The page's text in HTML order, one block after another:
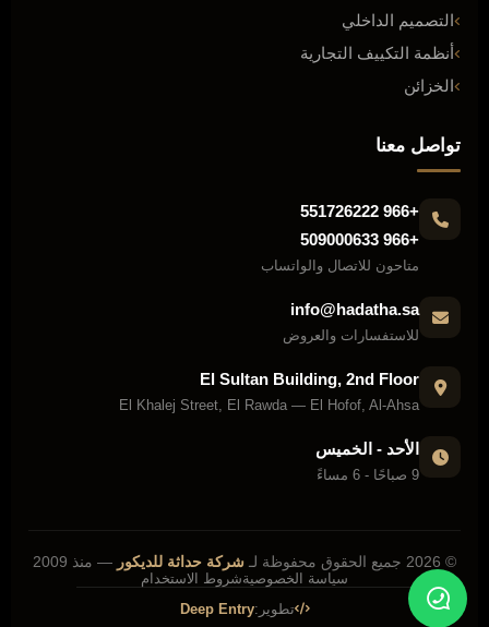
التصميم الداخلي
أنظمة التكييف التجارية
الخزائن
تواصل معنا
+966 551726222
+966 509000633
متاحون للاتصال والواتساب
info@hadatha.sa
للاستفسارات والعروض
El Sultan Building, 2nd Floor
El Khalej Street, El Rawda — El Hofof, Al-Ahsa
الأحد - الخميس
9 صباحًا - 6 مساءً
© 2026 جميع الحقوق محفوظة لـ شركة حداثة للديكور — منذ 2009
سياسة الخصوصيةشروط الاستخدام
تطوير:Deep Entry